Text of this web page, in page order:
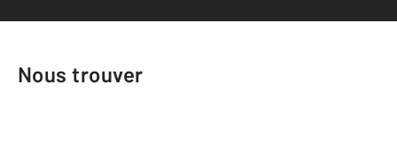
Nous trouver